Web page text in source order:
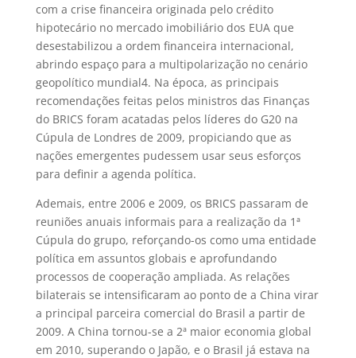
com a crise financeira originada pelo crédito
hipotecário no mercado imobiliário dos EUA que
desestabilizou a ordem financeira internacional,
abrindo espaço para a multipolarização no cenário
geopolítico mundial4. Na época, as principais
recomendações feitas pelos ministros das Finanças
do BRICS foram acatadas pelos líderes do G20 na
Cúpula de Londres de 2009, propiciando que as
nações emergentes pudessem usar seus esforços
para definir a agenda política.
Ademais, entre 2006 e 2009, os BRICS passaram de
reuniões anuais informais para a realização da 1ª
Cúpula do grupo, reforçando-os como uma entidade
política em assuntos globais e aprofundando
processos de cooperação ampliada. As relações
bilaterais se intensificaram ao ponto de a China virar
a principal parceira comercial do Brasil a partir de
2009. A China tornou-se a 2ª maior economia global
em 2010, superando o Japão, e o Brasil já estava na